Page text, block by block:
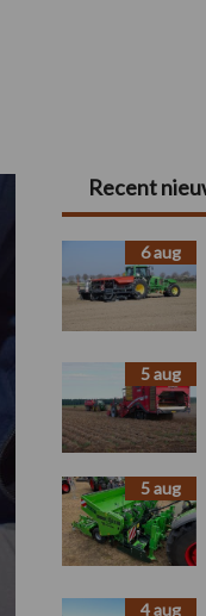
Primaire
Sidebar
Recent
6 aug
5 aug
5 aug
4 aug